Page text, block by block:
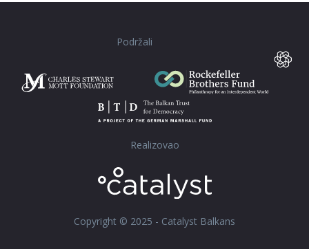
Podržali
Realizovao
Copyright © 2025 - Catalyst Balkans